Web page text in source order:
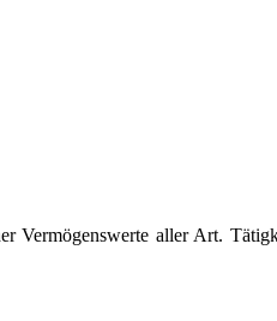
Vermögenswerte aller Art.